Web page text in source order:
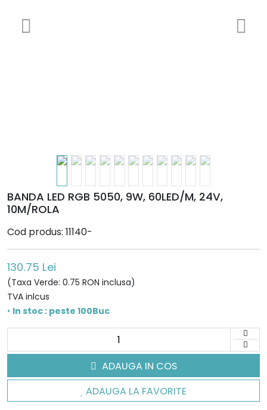
BANDA LED RGB 5050, 9W, 60LED/M, 24V,
10M/ROLA
Cod produs: 11140-
130.75 Lei
(Taxa Verde: 0.75 RON inclusa)
TVA inlcus
• In stoc : peste 100Buc
ADAUGA IN COS
ADAUGA LA FAVORITE